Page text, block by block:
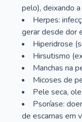
pelo), deixando
Herpes:
gerar desde dor
Hiperidrose
Hirsutismo
Manchas na
Micoses de
Pele seca,
Psoríase:
de escamas em